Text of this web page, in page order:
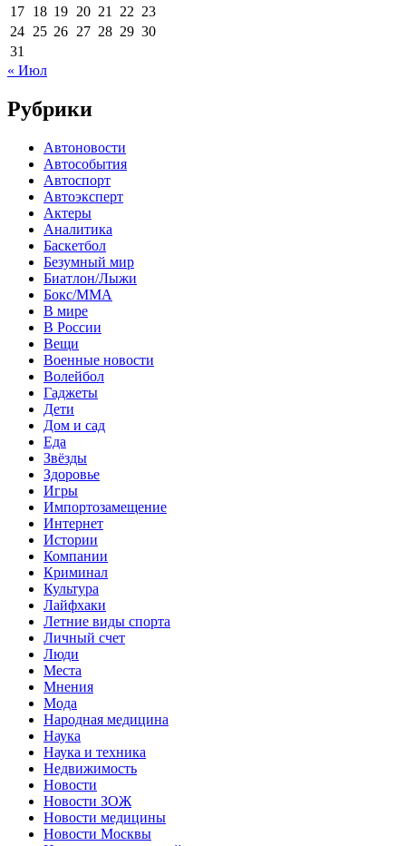
17 18 19 20 21 22 23
24 25 26 27 28 29 30
31
« Июл
Рубрики
Автоновости
Автособытия
Автоспорт
Автоэксперт
Актеры
Аналитика
Баскетбол
Безумный мир
Биатлон/Лыжи
Бокс/MMA
В мире
В России
Вещи
Военные новости
Волейбол
Гаджеты
Дети
Дом и сад
Еда
Звёзды
Здоровье
Игры
Импортозамещение
Интернет
Истории
Компании
Криминал
Культура
Лайфхаки
Летние виды спорта
Личный счет
Люди
Места
Мнения
Мода
Народная медицина
Наука
Наука и техника
Недвижимость
Новости
Новости ЗОЖ
Новости медицины
Новости Москвы